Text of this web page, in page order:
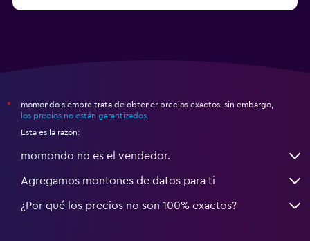
*
momondo siempre trata de obtener precios exactos, sin embargo,
los precios no están garantizados
Esta es la razón:
momondo no es el vendedor.
Agregamos montones de datos para ti
¿Por qué los precios no son 100% exactos?